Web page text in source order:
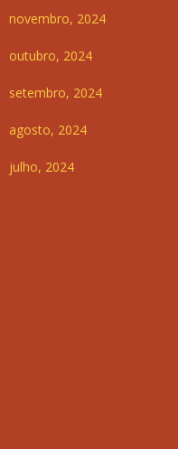
novembro, 2024
outubro, 2024
setembro, 2024
agosto, 2024
julho, 2024